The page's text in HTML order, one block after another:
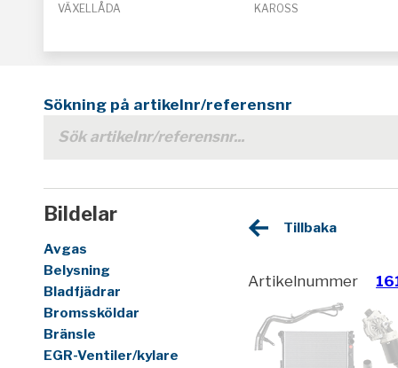
VÄXELLÅDA KAROSS
Sökning på artikelnr/referensnr
Bildelar
Avgas
Belysning
Bladfjädrar
Bromssköldar
Bränsle
EGR-Ventiler/kylare
Tillbaka
Artikelnummer